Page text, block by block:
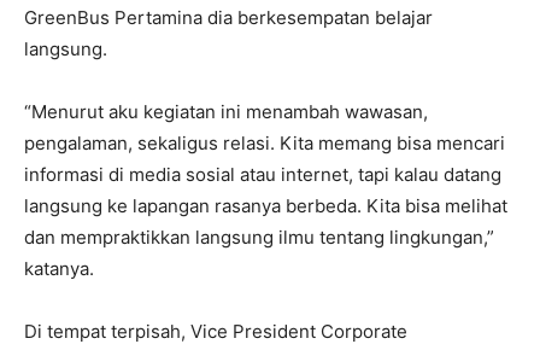
GreenBus Pertamina dia berkesempatan belajar
langsung.
“Menurut aku kegiatan ini menambah wawasan,
pengalaman, sekaligus relasi. Kita memang bisa mencari
informasi di media sosial atau internet, tapi kalau datang
langsung ke lapangan rasanya berbeda. Kita bisa melihat
dan mempraktikkan langsung ilmu tentang lingkungan,”
katanya.
Di tempat terpisah, Vice President Corporate